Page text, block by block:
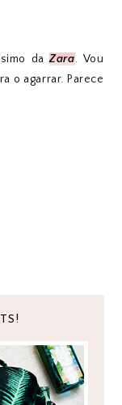
daZara. Vou
o agarrar. Parece